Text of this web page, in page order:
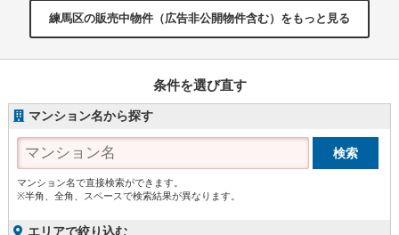
練馬区の販売中物件（広告非公開物件含む）をもっと見る
条件を選び直す
マンション名から探す
マンション名で直接検索ができます。
※半角、全角、スペースで検索結果が異なります。
エリアで絞り込む